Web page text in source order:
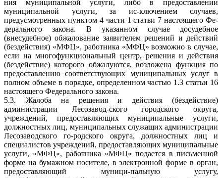
ния муниципальной услуги, либо в предоставлении
муниципальной услуги, за ис-ключением случаев,
предусмотренных пунктом 4 части 1 статьи 7 настоящего Фе-
дерального закона. В указанном случае досудебное
(внесудебное) обжалование заявителем решений и действий
(бездействия) «МФЦ», работника «МФЦ» возможно в случае,
если на многофункциональный центр, решения и действия
(бездействие) которого обжалуются, возложена функция по
предоставлению соответствующих муниципальных услуг в
полном объеме в порядке, определенном частью 1.3 статьи 16
настоящего Федерального закона.
5.3. Жалоба на решения и действия (бездействие)
администрации Лесозавод-ского городского округа,
учреждений, предоставляющих муниципальные услуги,
должностных лиц, муниципальных служащих администрации
Лесозаводского го-родского округа, должностных лиц и
специалистов учреждений, предоставляющих муниципальные
услуги, «МФЦ», работника «МФЦ» подается в письменной
форме на бумажном носителе, в электронной форме в орган,
предоставляющий муници-пальную услугу,